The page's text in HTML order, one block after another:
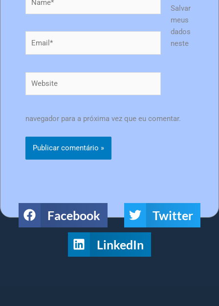
Salvar
meus
dados
neste
navegador para a próxima vez que eu comentar.
Facebook
Twitter
LinkedIn